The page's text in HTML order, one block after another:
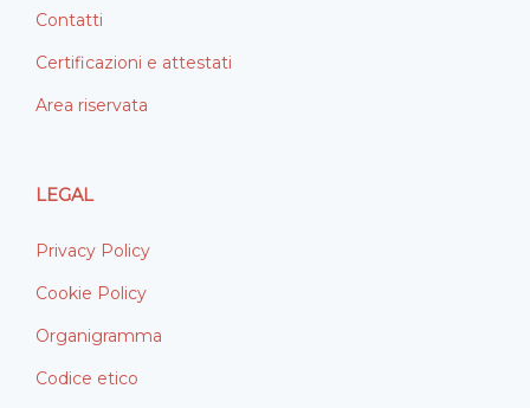
Contatti
Certificazioni e attestati
Area riservata
LEGAL
Privacy Policy
Cookie Policy
Organigramma
Codice etico